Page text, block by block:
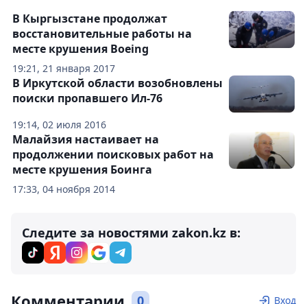
19:21, 21 января 2017
В Кыргызстане продолжат
восстановительные работы на
месте крушения Boeing
19:14, 02 июля 2016
В Иркутской области возобновлены
поиски пропавшего Ил-76
17:33, 04 ноября 2014
Малайзия настаивает на
продолжении поисковых работ на
месте крушения Боинга
Следите за новостями zakon.kz в:
0 Вход